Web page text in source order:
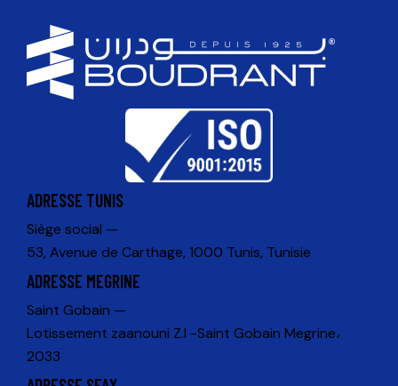
ADRESSE TUNIS
Siège social —
53, Avenue de Carthage, 1000 Tunis, Tunisie
ADRESSE MEGRINE
Saint Gobain —
Lotissement zaanouni Z.I -Saint Gobain Megrine،
2033